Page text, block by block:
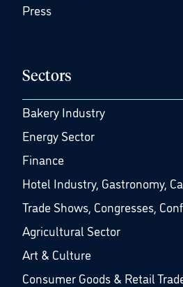
Press
Sectors
Bakery Industry
Energy Sector
Finance
Hotel Industry, Gastronomy,
Trade Shows, Congresses,
Agricultural Sector
Art & Culture
Consumer Goods & Retail